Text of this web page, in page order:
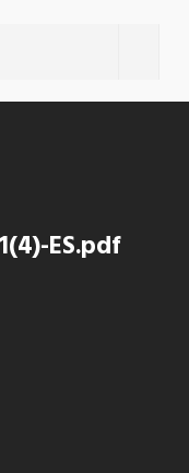
ES.pdf